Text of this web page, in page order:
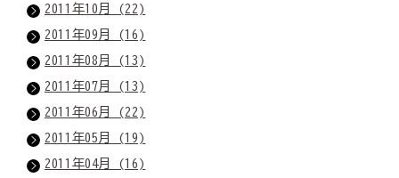
2011年10月 (22)
2011年09月 (16)
2011年08月 (13)
2011年07月 (13)
2011年06月 (22)
2011年05月 (19)
2011年04月 (16)